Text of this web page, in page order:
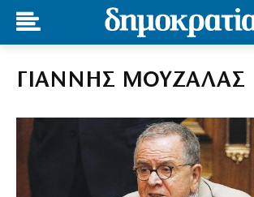
ΓΙΑΝΝΗΣ ΜΟΥΖΑΛΑΣ